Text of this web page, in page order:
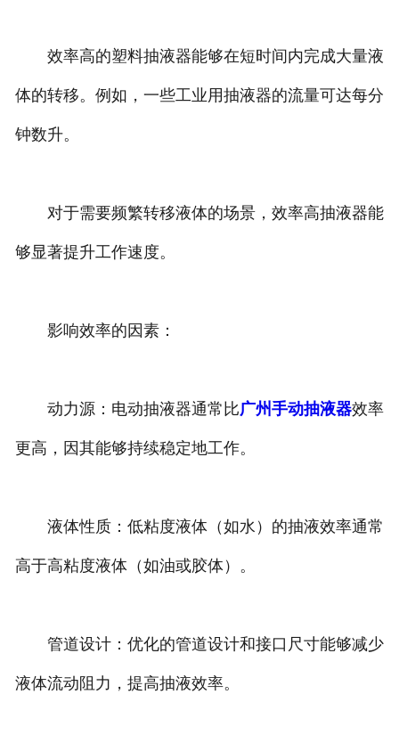
效率高的塑料抽液器能够在短时间内完成大量液
体的转移。例如，一些工业用抽液器的流量可达每分
钟数升。
对于需要频繁转移液体的场景，效率高抽液器能
够显著提升工作速度。
影响效率的因素：
动力源：电动抽液器通常比广州手动抽液器效率
更高，因其能够持续稳定地工作。
液体性质：低粘度液体（如水）的抽液效率通常
高于高粘度液体（如油或胶体）。
管道设计：优化的管道设计和接口尺寸能够减少
液体流动阻力，提高抽液效率。